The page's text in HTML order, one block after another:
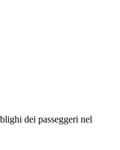
dei passeggeri nel